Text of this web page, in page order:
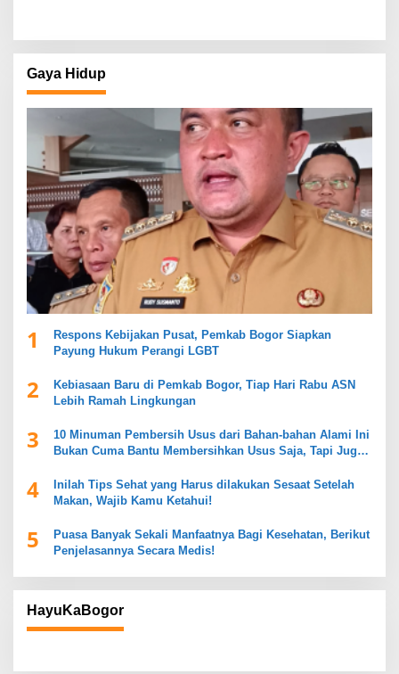
Gaya Hidup
1
Respons Kebijakan Pusat, Pemkab Bogor Siapkan
Payung Hukum Perangi LGBT
2
Kebiasaan Baru di Pemkab Bogor, Tiap Hari Rabu ASN
Lebih Ramah Lingkungan
3
10 Minuman Pembersih Usus dari Bahan-bahan Alami Ini
Bukan Cuma Bantu Membersihkan Usus Saja, Tapi Juga
4
Inilah Tips Sehat yang Harus dilakukan Sesaat Setelah
Makan, Wajib Kamu Ketahui!
5
Puasa Banyak Sekali Manfaatnya Bagi Kesehatan, Berikut
Penjelasannya Secara Medis!
HayuKaBogor